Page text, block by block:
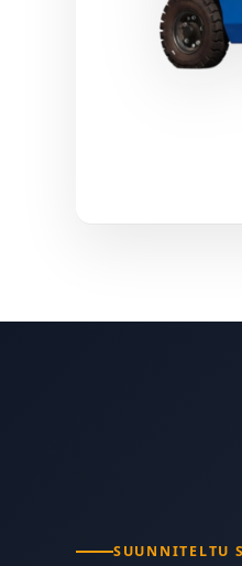
SUUNNITELTU